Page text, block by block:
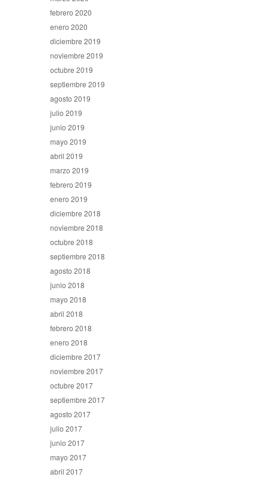
febrero 2020
enero 2020
diciembre 2019
noviembre 2019
octubre 2019
septiembre 2019
agosto 2019
julio 2019
junio 2019
mayo 2019
abril 2019
marzo 2019
febrero 2019
enero 2019
diciembre 2018
noviembre 2018
octubre 2018
septiembre 2018
agosto 2018
junio 2018
mayo 2018
abril 2018
febrero 2018
enero 2018
diciembre 2017
noviembre 2017
octubre 2017
septiembre 2017
agosto 2017
julio 2017
junio 2017
mayo 2017
abril 2017